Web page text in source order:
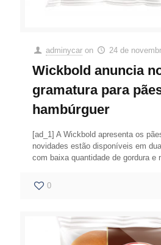
adminycar on 24 de
Wickbold anuncia
gramatura para
hambúrguer
[ad_1] A Wickbold apresenta os
novidades estão disponíveis em
com baixa quantidade de gordura e
0